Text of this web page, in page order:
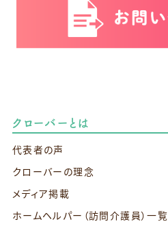
クローバーとは
代表者の声
クローバーの理念
メディア掲載
ホームヘルパー（訪問介護員）一覧